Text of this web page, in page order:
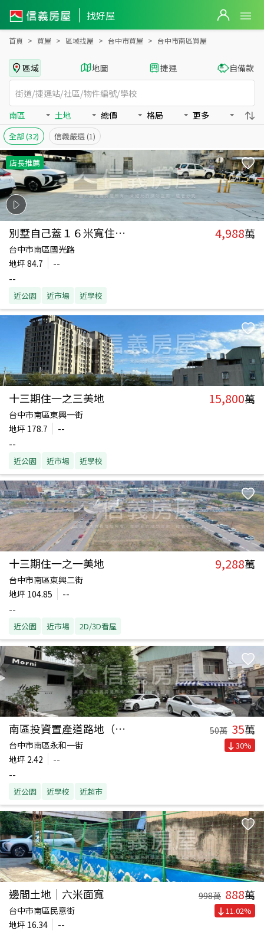
找好屋
台中市南區買房：土地房屋物件出售、房價分析
首頁 買屋 區域找屋 台中市買屋 台中市南區買屋
區域 地圖 捷運 自備款
南區 土地 總價 格局 更多
全部(32) 信義嚴選 (1)
店長推薦
別墅自己蓋１６米寬住二地 4,988萬
台中市南區國光路
地坪 84.7
--
--
近公園 近市場 近學校
十三期住一之三美地 15,800萬
台中市南區東興一街
地坪 178.7
--
--
近公園 近市場 近學校
十三期住一之一美地 9,288萬
台中市南區東興二街
地坪 104.85
--
--
近公園 近市場 2D/3D看屋
南區投資置產道路地（二） 50萬 35萬
台中市南區永和一街
地坪 2.42
--
--
近公園 近學校 近超市
30%
邊間土地｜六米面寬 998萬 888萬
台中市南區民意街
地坪 16.34
--
11.02%
台中市南區買房：土地物件出售、房價分析 - 信義房屋